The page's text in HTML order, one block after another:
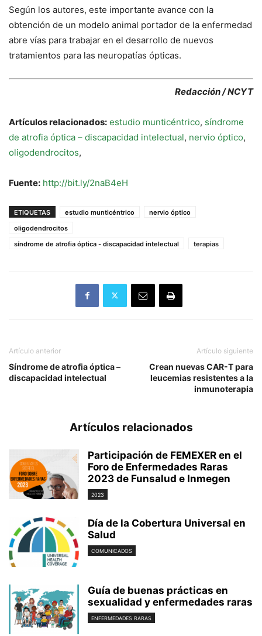
Según los autores, este importante avance con la
obtención de un modelo animal portador de la enfermedad
abre vías para trabajar en el desarrollo de nuevos
tratamientos para las neuropatías ópticas.
Redacción / NCYT
Artículos relacionados: estudio munticéntrico, síndrome
de atrofia óptica – discapacidad intelectual, nervio óptico,
oligodendrocitos,
Fuente: http://bit.ly/2naB4eH
ETIQUETAS estudio munticéntrico
nervio óptico
oligodendrocitos
síndrome de atrofia óptica - discapacidad intelectual
terapias
Artículo anterior
Síndrome de atrofia óptica –
discapacidad intelectual
Artículo siguiente
Crean nuevas CAR-T para
leucemias resistentes a la
inmunoterapia
Artículos relacionados
Participación de FEMEXER en el
Foro de Enfermedades Raras
2023 de Funsalud e Inmegen
2023
Día de la Cobertura Universal en
Salud
COMUNICADOS
Guía de buenas prácticas en
sexualidad y enfermedades raras
ENFERMEDADES RARAS